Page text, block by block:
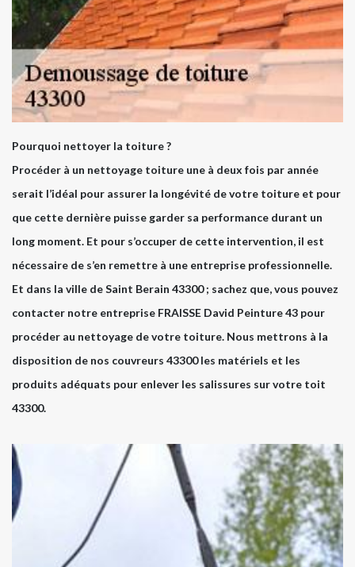
Pourquoi nettoyer la toiture ?
Procéder à un nettoyage toiture une à deux fois par année
serait l’idéal pour assurer la longévité de votre toiture et pour
que cette dernière puisse garder sa performance durant un
long moment. Et pour s’occuper de cette intervention, il est
nécessaire de s’en remettre à une entreprise professionnelle.
Et dans la ville de Saint Berain 43300 ; sachez que, vous pouvez
contacter notre entreprise FRAISSE David Peinture 43 pour
procéder au nettoyage de votre toiture. Nous mettrons à la
disposition de nos couvreurs 43300 les matériels et les
produits adéquats pour enlever les salissures sur votre toit
43300.